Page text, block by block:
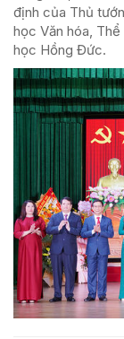
định của Thủ
học Văn hóa,
học Hồng Đức.